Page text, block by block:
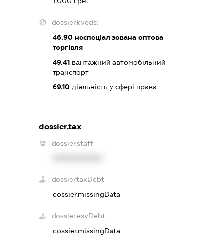
dossier.kveds:
46.90 неспеціалізована оптова
торгівля
49.41 вантажний автомобільний
транспорт
69.10 діяльність у сфері права
dossier.tax
dossier.staff
dossier.taxDebt
dossier.missingData
dossier.esvDebt
dossier.missingData